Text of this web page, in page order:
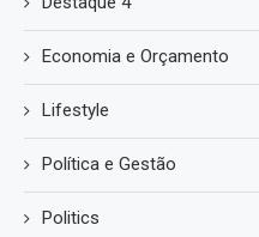
Economia e Orçamento
Lifestyle
Política e Gestão
Politics